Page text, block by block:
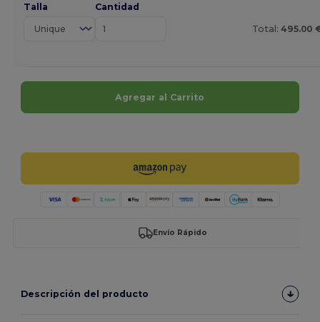
Talla Cantidad
Total: 495.00
Agregar al Carrito
Envío Rápido
Descripción del producto